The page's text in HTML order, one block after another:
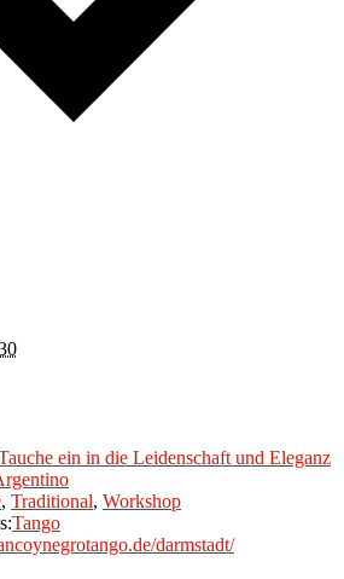
ein in die Leidenschaft und Eleganz
, Traditional, Workshop
Tango
darmstadt/